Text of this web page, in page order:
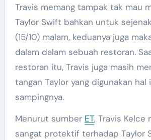
Travis memang tampak tak mau
Taylor Swift bahkan untuk
(15/10) malam, keduanya juga
dalam dalam sebuah restoran.
restoran itu, Travis juga masih
tangan Taylor yang digunakan hal
sampingnya.
Menurut sumber ET, Travis Kelce
sangat protektif terhadap Taylor